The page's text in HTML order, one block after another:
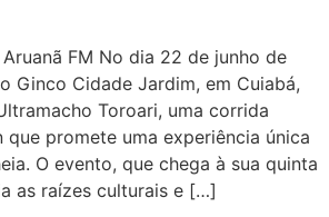
FM No dia 22 de junho de
Ginco Cidade Jardim, em Cuiabá,
Toroari, uma corrida
que promete uma experiência única
O evento, que chega à sua quinta
as raízes culturais e […]